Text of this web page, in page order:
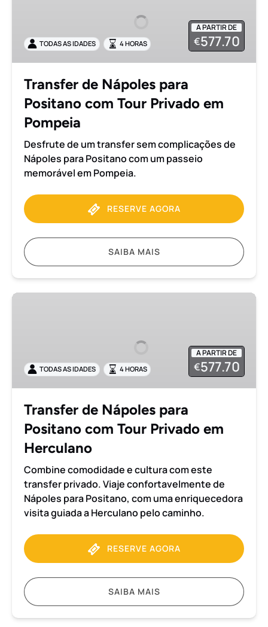
com
Tour
Pompeia
A PARTIR DE
€577.70
TODAS AS IDADES 4 HORAS
Transfer de Nápoles para
Positano com Tour Privado em
Pompeia
Desfrute de um transfer sem complicações de
Nápoles para Positano com um passeio
memorável em Pompeia.
RESERVE AGORA
SAIBA MAIS
Transfer
com
Tour
Herculano
A PARTIR DE
€577.70
TODAS AS IDADES 4 HORAS
Transfer de Nápoles para
Positano com Tour Privado em
Herculano
Combine comodidade e cultura com este
transfer privado. Viaje confortavelmente de
Nápoles para Positano, com uma enriquecedora
visita guiada a Herculano pelo caminho.
RESERVE AGORA
SAIBA MAIS